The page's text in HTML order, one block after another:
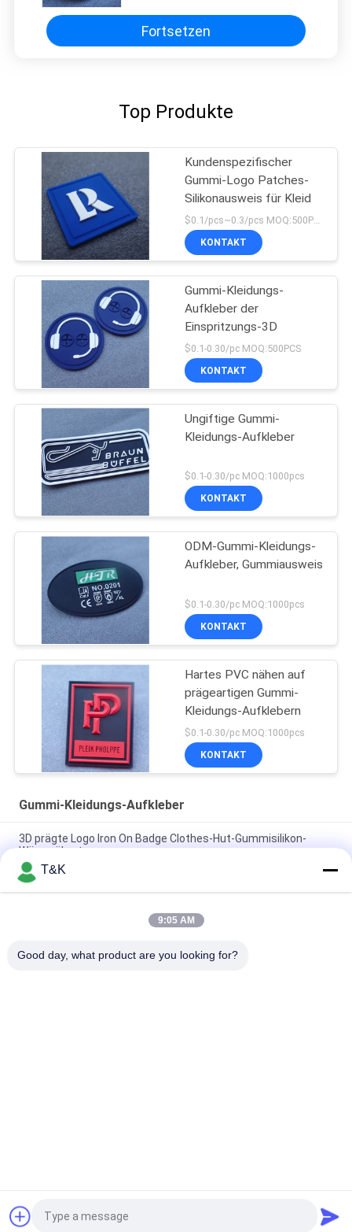
Fortsetzen
Top Produkte
Kundenspezifischer
Gummi-Logo Patches-
Silikonausweis für Kleid
KONTAKT
Gummi-Kleidungs-
Aufkleber der
Einspritzungs-3D
$0.1-0.30/pc MOQ:500PCS
KONTAKT
Ungiftige Gummi-
Kleidungs-Aufkleber
$0.1-0.30/pc MOQ:1000pcs
KONTAKT
ODM-Gummi-Kleidungs-
Aufkleber, Gummiausweis
$0.1-0.30/pc MOQ:1000pcs
KONTAKT
Hartes PVC nähen auf
prägeartigen Gummi-
Kleidungs-Aufklebern
$0.1-0.30/pc MOQ:1000pcs
KONTAKT
Gummi-Kleidungs-Aufkleber
3D prägte Logo Iron On Badge Clothes-Hut-Gummisilikon-
Wärmeübertragung
PVC prägte Logo Soft, 3D-, dassilikon kundenspezifisches für
Pantoffel ausbessert
Eco freundliche prägeartiges Logo Silicone 3D Weiche PVCs
Fordern Sie ein Angebot
T&K
9:05 AM
Good day, what product are you looking for?